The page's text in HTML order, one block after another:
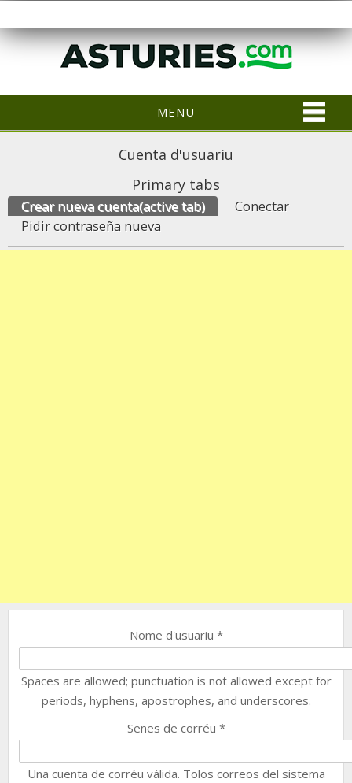
MENU
Cuenta d'usuariu
Primary tabs
Crear nueva cuenta(active tab)
Conectar
Pidir contraseña nueva
Nome d'usuariu *
Spaces are allowed; punctuation is not allowed except for
periods, hyphens, apostrophes, and underscores.
Señes de corréu *
Una cuenta de corréu válida. Tolos correos del sistema